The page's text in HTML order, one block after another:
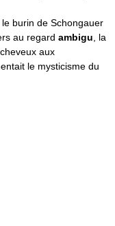
burin de Schongauer
au regard ambigu , la
aux
le mysticisme du